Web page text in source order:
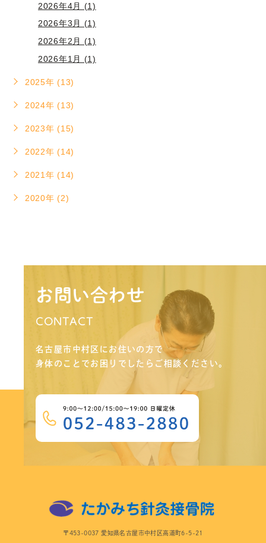
2026年4月 (1)
2026年3月 (1)
2026年2月 (1)
2026年1月 (1)
2025年 (13)
2024年 (13)
2023年 (15)
2022年 (14)
2021年 (14)
2020年 (2)
お問い合わせ
CONTACT
名古屋市中村区にお住いの方で
身体のことでお困りでしたらご相談ください。
〒453-0037 愛知県名古屋市中村区高道町6-5-21